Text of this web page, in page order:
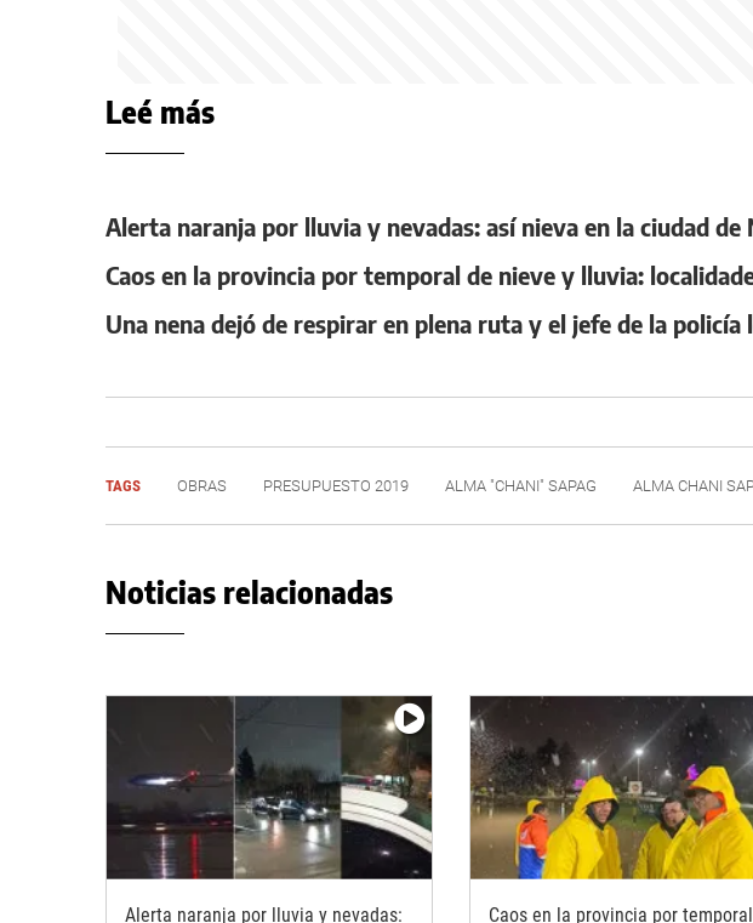
Leé más
Alerta naranja por lluvia y nevadas: así nieva en la ciudad de
Caos en la provincia por temporal de nieve y lluvia:
Una nena dejó de respirar en plena ruta y el jefe de la policía
TAGS OBRAS PRESUPUESTO 2019 ALMA "CHANI" SAPAG ALMA CHANI
Noticias relacionadas
Alerta naranja por lluvia y nevadas: Caos en la provincia por